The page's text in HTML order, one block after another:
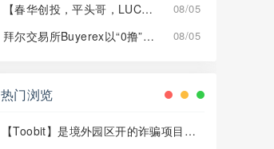
【春华创投，平头哥，LUC永久矿机】这3个项目都是骗局！已经收割，速度撤离！ 08/05
拜尔交易所Buyerex以“0撸”为噱头的分红类资金盘骗局，远离！ 08/05
热门浏览
【Toobit】是境外园区开的诈骗项目，